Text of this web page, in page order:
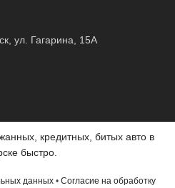
ул. Гагарина, 15А
кредитных, битых авто в
быстро.
данных• Согласие на обработку